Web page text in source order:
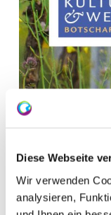
Diese Webseite
Wir verwenden
analysieren,